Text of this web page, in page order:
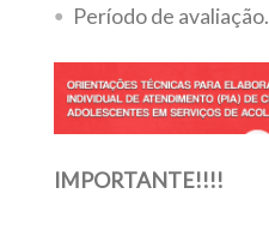
Período de avaliação.
IMPORTANTE!!!!